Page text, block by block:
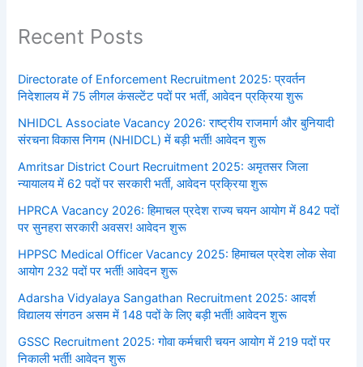
Recent Posts
Directorate of Enforcement Recruitment 2025: प्रवर्तन
निदेशालय में 75 लीगल कंसल्टेंट पदों पर भर्ती, आवेदन प्रक्रिया शुरू
NHIDCL Associate Vacancy 2026: राष्ट्रीय राजमार्ग और बुनियादी
संरचना विकास निगम (NHIDCL) में बड़ी भर्ती! आवेदन शुरू
Amritsar District Court Recruitment 2025: अमृतसर जिला
न्यायालय में 62 पदों पर सरकारी भर्ती, आवेदन प्रक्रिया शुरू
HPRCA Vacancy 2026: हिमाचल प्रदेश राज्य चयन आयोग में 842 पदों
पर सुनहरा सरकारी अवसर! आवेदन शुरू
HPPSC Medical Officer Vacancy 2025: हिमाचल प्रदेश लोक सेवा
आयोग 232 पदों पर भर्ती! आवेदन शुरू
Adarsha Vidyalaya Sangathan Recruitment 2025: आदर्श
विद्यालय संगठन असम में 148 पदों के लिए बड़ी भर्ती! आवेदन शुरू
GSSC Recruitment 2025: गोवा कर्मचारी चयन आयोग में 219 पदों पर
निकाली भर्ती! आवेदन शुरू